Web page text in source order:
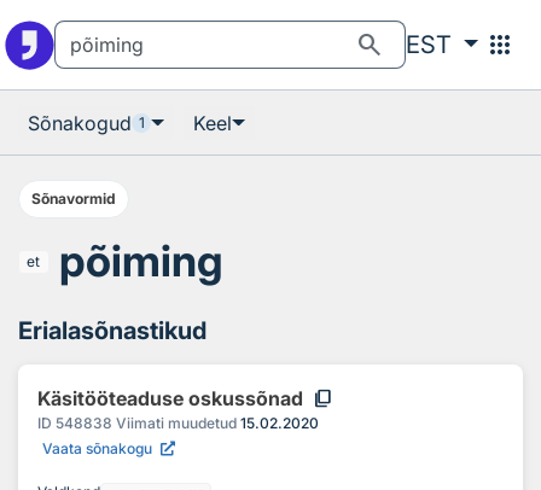
search EST apps
Sõnakogud 1 Keel
Sõnavormid
et põiming
Erialasõnastikud
Käsitööteaduse oskussõnad content_copy
ID 548838 Viimati muudetud 15.02.2020
Vaata sõnakogu